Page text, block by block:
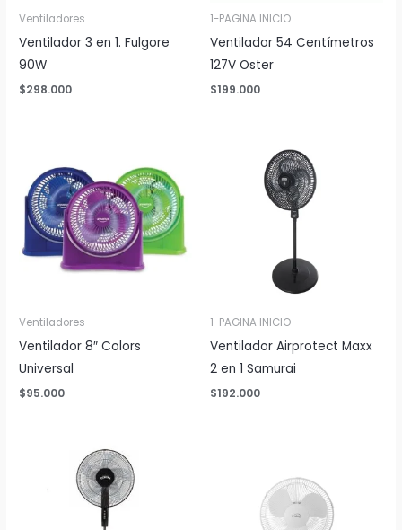
Ventiladores
Ventilador 3 en 1. Fulgore
90W
$298.000
1-PAGINA INICIO
Ventilador 54 Centímetros
127V Oster
$199.000
Ventiladores
Ventilador 8″ Colors
Universal
$95.000
1-PAGINA INICIO
Ventilador Airprotect Maxx
2 en 1 Samurai
$192.000